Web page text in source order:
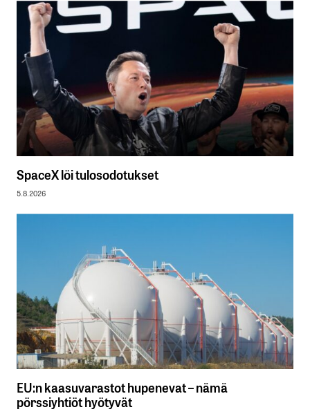
SpaceX löi tulosodotukset
5.8.2026
EU:n kaasuvarastot hupenevat – nämä
pörssiyhtiöt hyötyvät